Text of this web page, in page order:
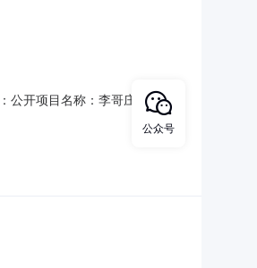
公开项目名称：李哥庄镇乡村
系电话：13791806686招标单
公众号